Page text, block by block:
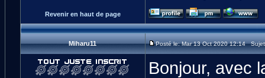
Revenir en haut de page
Miharu11 Posté le: Mar 13 Oct 2020 12:14
Bonjour, avec